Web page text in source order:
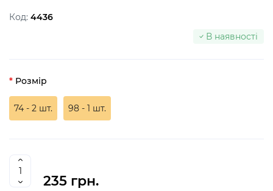
Код: 4436
В наявності
Розмір
74 - 2 шт. 98 - 1 шт.
235 грн.